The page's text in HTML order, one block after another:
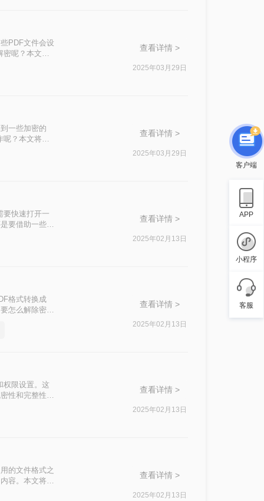
PDF文件会设
密呢？本文将
查看详情 >
2025年03月29日
一些加密的
呢？本文将为
查看详情 >
2025年03月29日
要快速打开一
要借助一些专
查看详情 >
2025年02月13日
格式转换成
怎么解除密
查看详情 >
2025年02月13日
权限设置。这
性和完整性。
查看详情 >
2025年02月13日
的文件格式之
容。本文将详
查看详情 >
2025年02月13日
客户端
APP
小程序
客服